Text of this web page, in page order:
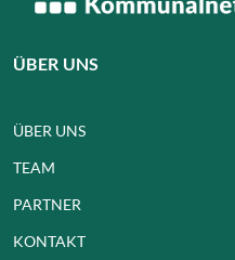
ÜBER UNS
ÜBER UNS
TEAM
PARTNER
KONTAKT